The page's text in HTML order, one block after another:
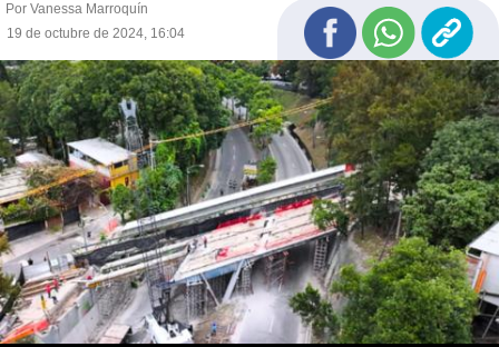
Por Vanessa Marroquín
19 de octubre de 2024, 16:04